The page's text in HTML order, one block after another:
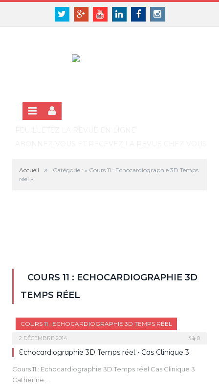
Panneau de gestion des cookies
TwitterGoogle+YoutubeLinkedinFacebookInstagram
SE CONNECTER
Accueil »
Catégorie : « Cours 11 : Echocardiographie 3D Temps
réel »
COURS 11 : ECHOCARDIOGRAPHIE 3D
TEMPS RÉEL
COURS 11 : ECHOCARDIOGRAPHIE 3D TEMPS RÉEL
2 DÉCEMBRE 2014 0
Echocardiographie 3D Temps réel • Cas Clinique 3
Cours 11 : Echocardiographie 3D Temps réel Cas Clinique 3
Catherine…